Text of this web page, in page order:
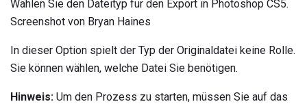
Wählen Sie den Dateityp für den Export in Photoshop CS5.
Screenshot von Bryan Haines
In dieser Option spielt der Typ der Originaldatei keine Rolle.
Sie können wählen, welche Datei Sie benötigen.
Hinweis: Um den Prozess zu starten, müssen Sie auf das